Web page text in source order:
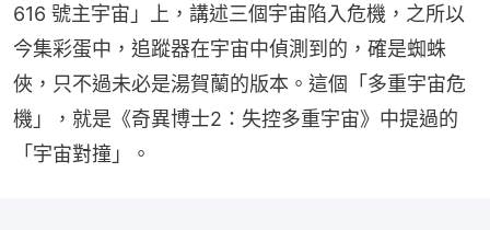
616 號主宇宙」上，講述三個宇宙陷入危機，之所以
今集彩蛋中，追蹤器在宇宙中偵測到的，確是蜘蛛
俠，只不過未必是湯賀蘭的版本。這個「多重宇宙危
機」，就是《奇異博士2：失控多重宇宙》中提過的
「宇宙對撞」。